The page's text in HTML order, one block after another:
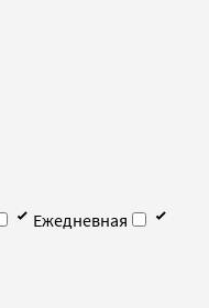
Ежедневная